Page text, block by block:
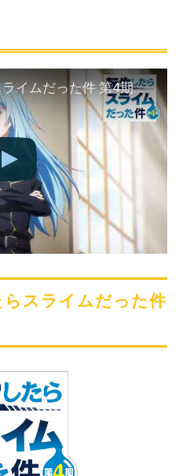
TVアニメ『転生したらスライムだった件 第4期』PV第1弾 【2026年4月3日より放送開始！】
スライムだった件